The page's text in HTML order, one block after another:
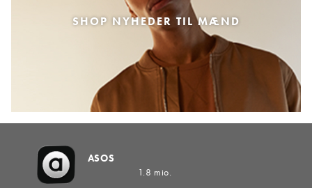
SHOP NYHEDER TIL MÆND
ASOS
1.8 mio.